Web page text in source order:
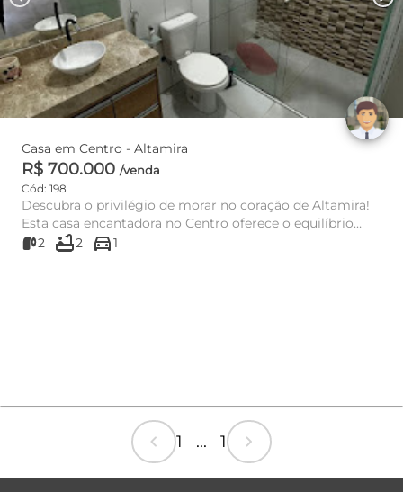
Casa em Centro - Altamira
R$ 700.000 /venda
Cód: 198
Descubra o privilégio de morar no coração de Altamira!
Esta casa encantadora no Centro oferece o equilíbrio
perfeito en...
2 bathtub2 directions_car1
chevron_left 1 ... 1 chevron_right